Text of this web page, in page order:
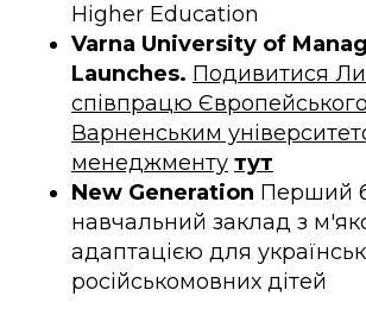
Higher Education
Varna University of
Launches. Подивитися
співпрацю
Варненським
менеджменту тут
New Generation Перший
навчальний заклад з
адаптацією для
російськомовних дітей